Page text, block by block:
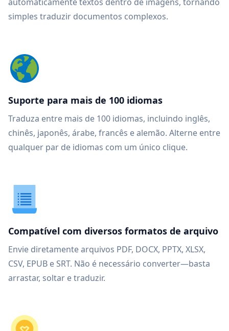
simples traduzir documentos complexos.
Suporte para mais de 100 idiomas
Traduza entre mais de 100 idiomas, incluindo inglês,
chinês, japonês, árabe, francês e alemão. Alterne entre
qualquer par de idiomas com um único clique.
Compatível com diversos formatos de arquivo
Envie diretamente arquivos PDF, DOCX, PPTX, XLSX,
CSV, EPUB e SRT. Não é necessário converter—basta
arrastar, soltar e traduzir.